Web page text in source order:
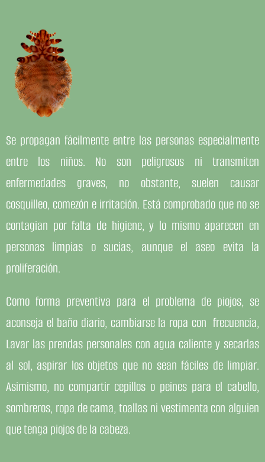
Se propagan fácilmente entre las personas especialmente
entre los niños. No son peligrosos ni transmiten
enfermedades graves, no obstante, suelen causar
cosquilleo, comezón e irritación. Está comprobado que no se
contagian por falta de higiene, y lo mismo aparecen en
personas limpias o sucias, aunque el aseo evita la
proliferación.
Como forma preventiva para el problema de piojos, se
aconseja el baño diario, cambiarse la ropa con frecuencia,
Lavar las prendas personales con agua caliente y secarlas
al sol, aspirar los objetos que no sean fáciles de limpiar.
Asimismo, no compartir cepillos o peines para el cabello,
sombreros, ropa de cama, toallas ni vestimenta con alguien
que tenga piojos de la cabeza.